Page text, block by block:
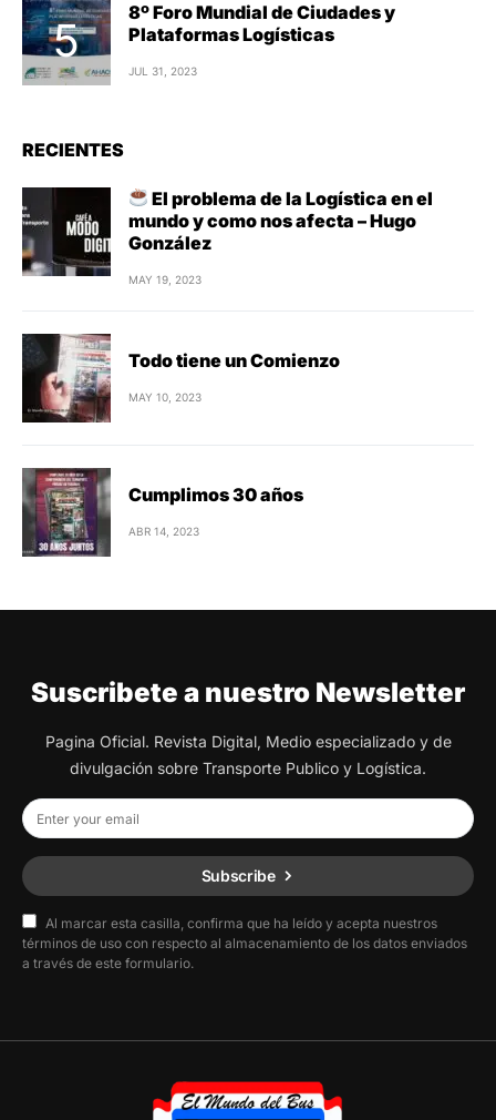
8º Foro Mundial de Ciudades y
Plataformas Logísticas
JUL 31, 2023
RECIENTES
El problema de la Logística en el
mundo y como nos afecta – Hugo
González
MAY 19, 2023
Todo tiene un Comienzo
MAY 10, 2023
Cumplimos 30 años
ABR 14, 2023
Suscribete a nuestro Newsletter
Pagina Oficial. Revista Digital, Medio especializado y de
divulgación sobre Transporte Publico y Logística.
Subscribe
Al marcar esta casilla, confirma que ha leído y acepta nuestros
términos de uso con respecto al almacenamiento de los datos enviados
a través de este formulario.